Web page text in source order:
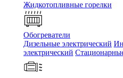
Жидкотопливные горелки
Обогреватели
Дизельные электрический
электрический